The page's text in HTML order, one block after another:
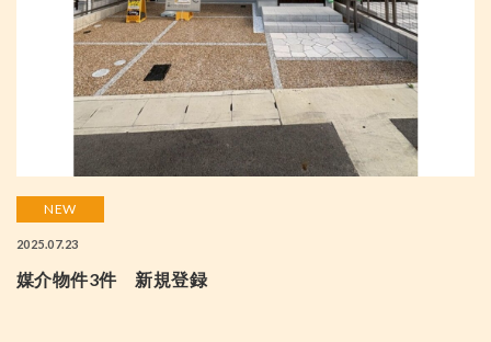
NEW
2025.07.23
媒介物件3件 新規登録